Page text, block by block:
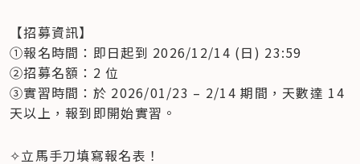
【招募資訊】
①報名時間：即日起到 2026/12/14 (日) 23:59
②招募名額：2 位
③實習時間：於 2026/01/23 – 2/14 期間，天數達 14
天以上，報到即開始實習。